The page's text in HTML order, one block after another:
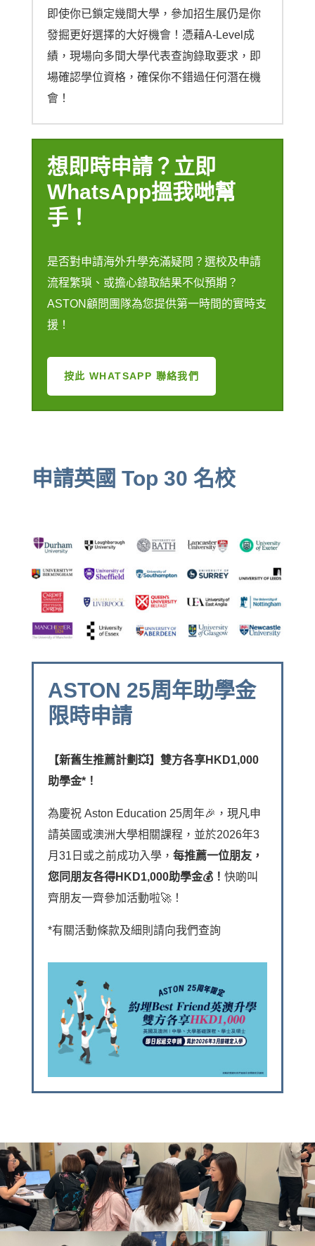
即使你已鎖定幾間大學，參加招生展仍是你
發掘更好選擇的大好機會！憑藉A-Level成
績，現場向多間大學代表查詢錄取要求，即
場確認學位資格，確保你不錯過任何潛在機
會！
想即時申請？立即
WhatsApp搵我哋幫
手！
是否對申請海外升學充滿疑問？選校及申請
流程繁瑣、或擔心錄取結果不似預期？
ASTON顧問團隊為您提供第一時間的實時支
援！
按此 WHATSAPP 聯絡我們
申請英國 Top 30 名校
ASTON 25周年助學金
限時申請
【新舊生推薦計劃💥】雙方各享HKD1,000
助學金*！
為慶祝 Aston Education 25周年🎉，現凡申
請英國或澳洲大學相關課程，並於2026年3
月31日或之前成功入學， 每推薦一位朋友，
您同朋友各得HKD1,000助學金💰！ 快啲叫
齊朋友一齊參加活動啦🚀！
*有關活動條款及細則請向我們查詢